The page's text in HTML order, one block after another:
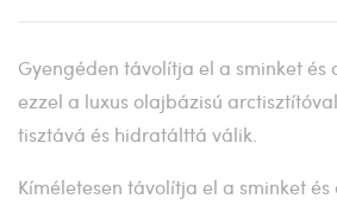
Gyengéden távolítja el a sminket és
ezzel a luxus olajbázisú
tisztává és hidratálttá válik.
Kíméletesen távolítja el a sminket és